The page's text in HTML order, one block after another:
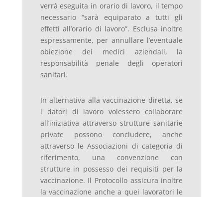
verrà eseguita in orario di lavoro, il tempo
necessario “sarà equiparato a tutti gli
effetti all’orario di lavoro”. Esclusa inoltre
espressamente, per annullare l’eventuale
obiezione dei medici aziendali, la
responsabilità penale degli operatori
sanitari.
In alternativa alla vaccinazione diretta, se
i datori di lavoro volessero collaborare
all’iniziativa attraverso strutture sanitarie
private possono concludere, anche
attraverso le Associazioni di categoria di
riferimento, una convenzione con
strutture in possesso dei requisiti per la
vaccinazione. Il Protocollo assicura inoltre
la vaccinazione anche a quei lavoratori le